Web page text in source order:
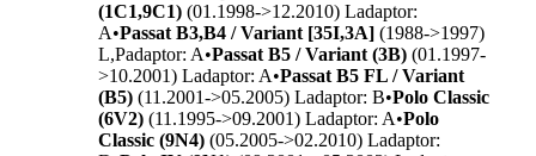
(1C1,9C1) (01.1998->12.2010) Ladaptor:
A•Passat B3,B4 / Variant [35I,3A] (1988->1997)
L,Padaptor: A•Passat B5 / Variant (3B) (01.1997-
>10.2001) Ladaptor: A•Passat B5 FL / Variant
(B5) (11.2001->05.2005) Ladaptor: B•Polo Classic
(6V2) (11.1995->09.2001) Ladaptor: A•Polo
Classic (9N4) (05.2005->02.2010) Ladaptor: